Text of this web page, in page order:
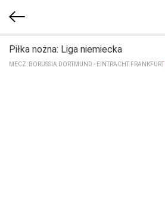
Piłka nożna: Liga niemiecka
MECZ: BORUSSIA DORTMUND - EINTRACHT FRANKFURT